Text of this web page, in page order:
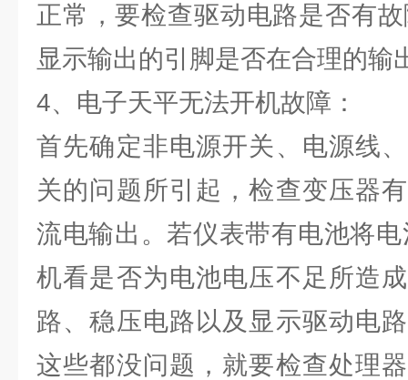
正常，要检查驱动电路是否有
显示输出的引脚是否在合理的输
4、电子天平无法开机故障：
首先确定非电源开关、电源线
关的问题所引起，检查变压器
流电输出。若仪表带有电池将
机看是否为电池电压不足所造
路、稳压电路以及显示驱动电
这些都没问题，就要检查处理